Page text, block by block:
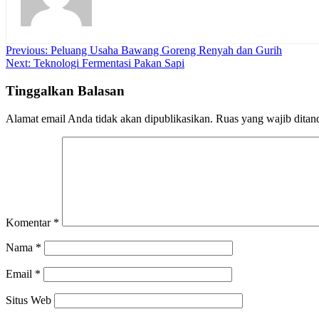
Navigasi
pos
Previous: Peluang Usaha Bawang Goreng Renyah dan Gurih
Next: Teknologi Fermentasi Pakan Sapi
Tinggalkan Balasan
Alamat email Anda tidak akan dipublikasikan. Ruas yang wajib
Komentar *
Nama *
Email *
Situs Web